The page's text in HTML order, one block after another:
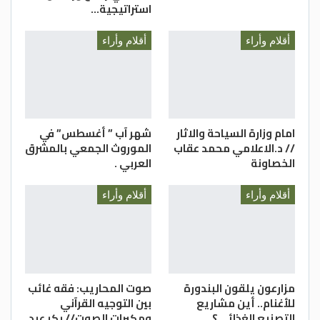
استراتيجية…
أقلام وأراء
امام وزارة السياحة والاثار
// د.الاعلامي محمد عقاب
الخصاونة
أقلام وأراء
شهر آب ” أغسطس” في
الموروث الجمعي بالمشرق
العربي .
أقلام وأراء
مزارعون يلقون البندورة
للأغنام.. أين مشاريع
أقلام وأراء
صوت المحاريب: فقه غائب
بين التوجيه القرآني